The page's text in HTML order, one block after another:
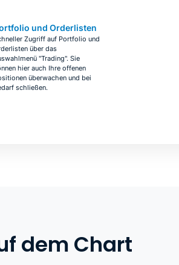
und Orderlisten
Zugriff auf Portfolio und
über das
"Trading". Sie
hier auch Ihre offenen
überwachen und bei
schließen.
dem Chart